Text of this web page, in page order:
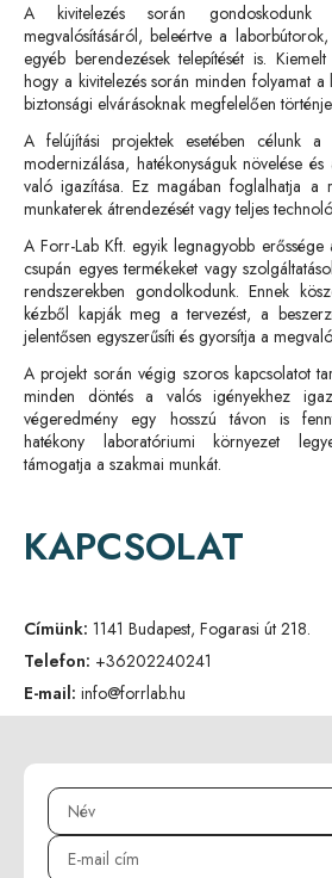
A kivitelezés során
megvalósításáról, beleértve a
egyéb berendezések telepítését is.
hogy a kivitelezés során minden folyamat a
biztonsági elvárásoknak megfelelően
A felújítási projektek esetében célunk a
modernizálása, hatékonyságuk növelése
való igazítása. Ez magában foglalhatja a
munkaterek átrendezését vagy teljes
A Forr-Lab Kft. egyik legnagyobb erőssége
csupán egyes termékeket vagy
rendszerekben gondolkodunk. Ennek
kézből kapják meg a tervezést, a
jelentősen egyszerűsíti és gyorsítja a
A projekt során végig szoros kapcsolatot
minden döntés a valós igényekhez
végeredmény egy hosszú távon is
hatékony laboratóriumi környezet
támogatja a szakmai munkát.
KAPCSOLAT
Címünk: 1141 Budapest, Fogarasi út 218.
Telefon: +36202240241
E-mail: info@forrlab.hu